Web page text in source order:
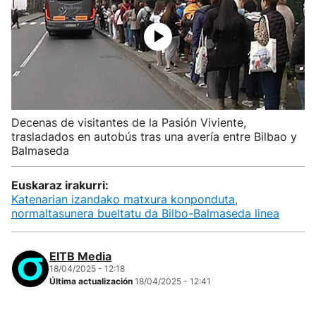
Decenas de visitantes de la Pasión Viviente,
trasladados en autobús tras una avería entre Bilbao y
Balmaseda
Euskaraz irakurri:
Katenarian izandako matxura konponduta,
normaltasunera bueltatu da Bilbo-Balmaseda linea
EITB Media
18/04/2025 - 12:18
Última actualización 18/04/2025 - 12:41